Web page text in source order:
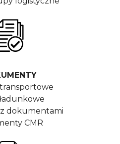
dokumentami
CMR